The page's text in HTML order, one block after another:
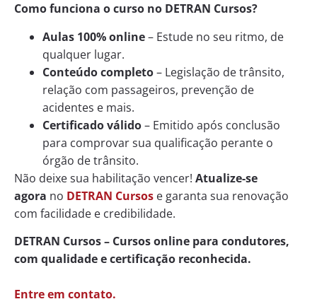
Como funciona o curso no DETRAN Cursos?
Aulas 100% online– Estude no seu ritmo, de
qualquer lugar.
Conteúdo completo– Legislação de trânsito,
relação com passageiros, prevenção de
acidentes e mais.
Certificado válido– Emitido após conclusão
para comprovar sua qualificação perante o
órgão de trânsito.
Não deixe sua habilitação vencer! Atualize-se
agora no DETRAN Cursos e garanta sua renovação
com facilidade e credibilidade.
DETRAN Cursos – Cursos online para condutores,
com qualidade e certificação reconhecida.
Entre em contato.